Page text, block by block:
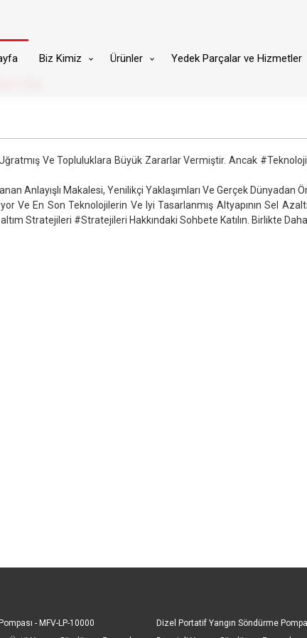
Biz Kimiz Ürünler Yedek Parçalar ve Hizmetler
Ve Topluluklara Büyük Zararlar Vermiştir. Ancak #teknoloji
Anlayışlı Makalesi, Yenilikçi Yaklaşımları Ve Gerçek Dünyadan
Ve En Son Teknolojilerin Ve Iyi Tasarlanmış Altyapının Sel
Stratejileri #stratejileri Hakkındaki Sohbete Katılın. Birlikte Daha
- MFV-LP-10000
Dizel Portatif Yangın Söndürme